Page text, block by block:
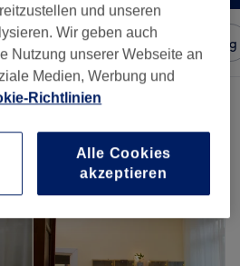
Expressangebote Bewertung
in Mannheim
und unseren
Wir geben auch
Nutzung unserer Webseite an
Medien, Werbung und
Richtlinien
Alle Cookies
akzeptieren